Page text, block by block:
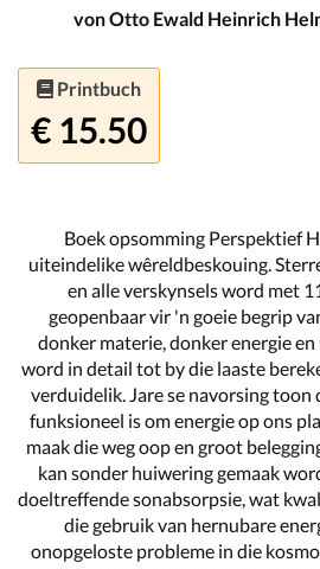
von Otto Ewald Heinrich
Printbuch
€ 15.50
Boek opsomming Perspektief
uiteindelike wêreldbeskouing.
en alle verskynsels word met
geopenbaar vir 'n goeie begrip
donker materie, donker energie
word in detail tot by die laaste
verduidelik. Jare se navorsing toon
funksioneel is om energie op ons
maak die weg oop en groot
kan sonder huiwering gemaak
doeltreffende sonabsorpsie, wat
die gebruik van hernubare
onopgeloste probleme in die